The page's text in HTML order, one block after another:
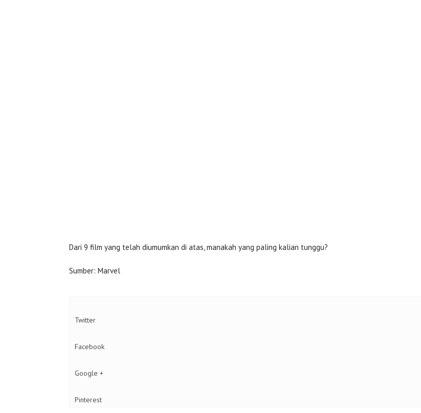
Dari 9 film yang telah diumumkan di atas, manakah yang paling kalian tunggu?
Sumber: Marvel
Twitter
Facebook
Google +
Pinterest